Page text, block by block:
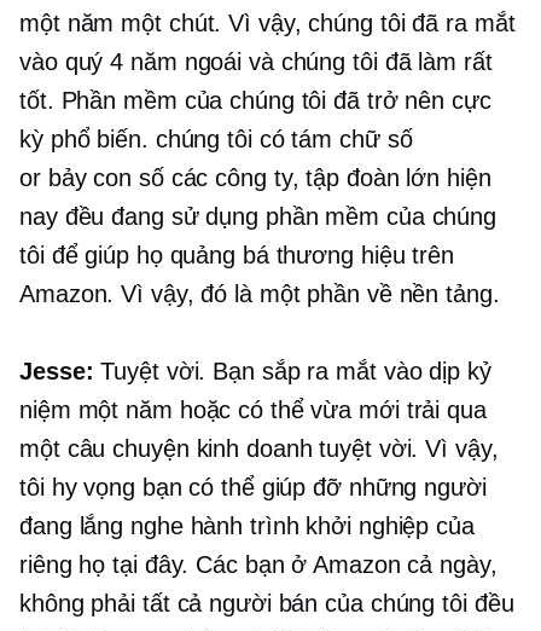
một năm một chút. Vì vậy, chúng tôi đã ra mắt
vào quý 4 năm ngoái và chúng tôi đã làm rất
tốt. Phần mềm của chúng tôi đã trở nên cực
kỳ phổ biến. chúng tôi cótám chữ số
or bảy con sốcác công ty, tập đoàn lớn hiện
nay đều đang sử dụng phần mềm của chúng
tôi để giúp họ quảng bá thương hiệu trên
Amazon. Vì vậy, đó là một phần về nền tảng.
Jesse: Tuyệt vời. Bạn sắp ra mắt vào dịp kỷ
niệm một năm hoặc có thể vừa mới trải qua
một câu chuyện kinh doanh tuyệt vời. Vì vậy,
tôi hy vọng bạn có thể giúp đỡ những người
đang lắng nghe hành trình khởi nghiệp của
riêng họ tại đây. Các bạn ở Amazon cả ngày,
không phải tất cả người bán của chúng tôi đều